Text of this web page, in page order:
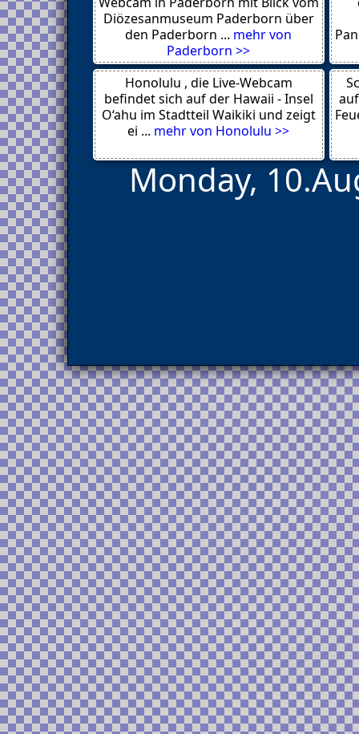
Paracin
Gibraltar
Kirchzarten
Usti nad Orlici
Adenau
Delmenhorst
Hockenheim
Sittard
Fort Erie
Diözesanmuseum Paderborn über
den Paderborn ... mehr von
Paderborn >>
Honolulu , die Live-Webcam
befindet sich auf der Hawaii - Insel
O‘ahu im Stadtteil Waikiki und zeigt
ei ... mehr von Honolulu >>
Monday,